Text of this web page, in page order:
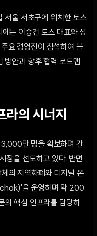
울 서초구에 위치한 토스
는 이승건 토스 대표와 성
요 경영진이 참석하여 블
방안과 향후 협력 로드맵
라의 시너지
만 명을 확보하며 간
장을 선도하고 있다. 반면
의 지역화폐와 디지털 온
을 운영하며 약 200
의 핵심 인프라를 담당하